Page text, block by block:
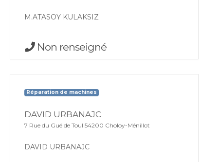
M.ATASOY KULAKSIZ
Non renseigné
Réparation de machines
DAVID URBANAJC
7 Rue du Gué de Toul 54200 Choloy-Ménillot
DAVID URBANAJC